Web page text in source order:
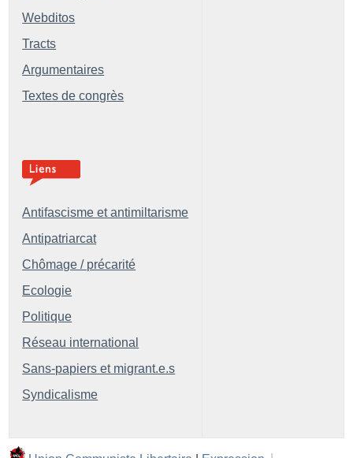
Webditos
Tracts
Argumentaires
Textes de congrès
Antifascisme et antimiltarisme
Antipatriarcat
Chômage / précarité
Ecologie
Politique
Réseau international
Sans-papiers et migrant.e.s
Syndicalisme